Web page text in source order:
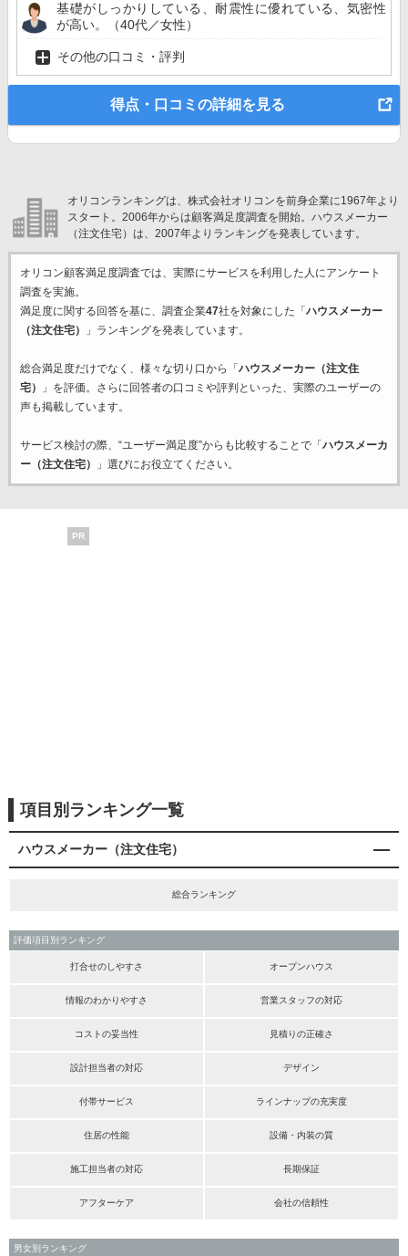
基礎がしっかりしている、耐震性に優れている、気密性
が高い。（40代／女性）
その他の口コミ・評判
得点・口コミの詳細を見る
オリコンランキングは、株式会社オリコンを前身企業に1967年より
スタート。2006年からは顧客満足度調査を開始。ハウスメーカー
（注文住宅）は、2007年よりランキングを発表しています。
オリコン顧客満足度調査では、実際にサービスを利用した 人にアンケート
調査を実施。
満足度に関する回答を基に、調査企業47社を対象にした「 ハウスメーカー
（注文住宅）
」ランキングを発表しています。
総合満足度だけでなく、様々な切り口から「 ハウスメーカー（注文住
宅）
」を評価。さらに回答者の口コミや評判といった、実際のユーザーの
声も掲載しています。
サービス検討の際、“ユーザー満足度”からも比較することで「 ハウスメーカ
ー（注文住宅）
」選びにお役立てください。
PR
項目別ランキング一覧
ハウスメーカー（注文住宅）
総合ランキング
評価項目別ランキング
打合せのしやすさ オープンハウス
情報のわかりやすさ 営業スタッフの対応
コストの妥当性 見積りの正確さ
設計担当者の対応 デザイン
付帯サービス ラインナップの充実度
住居の性能 設備・内装の質
施工担当者の対応 長期保証
アフターケア 会社の信頼性
男女別ランキング